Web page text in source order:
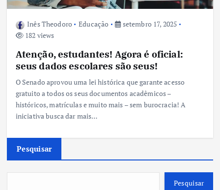
Inês Theodoro Educação
setembro 17, 2025
182 views
Atenção, estudantes! Agora é oficial:
seus dados escolares são seus!
O Senado aprovou uma lei histórica que garante acesso
gratuito a todos os seus documentos acadêmicos –
históricos, matrículas e muito mais – sem burocracia! A
iniciativa busca dar mais…
Pesquisar
Pesquisar